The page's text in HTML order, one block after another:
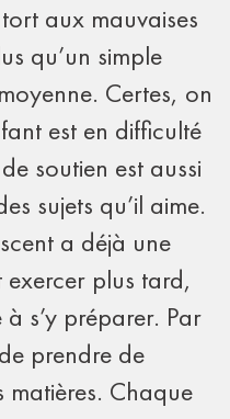
aux mauvaises
qu’un simple
Certes, on
est en difficulté
soutien est aussi
sujets qu’il aime.
a déjà une
exercer plus tard,
s’y préparer. Par
prendre de
matières. Chaque